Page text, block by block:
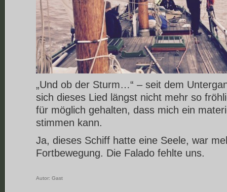
„Und ob der Sturm…“ – seit dem
sich dieses Lied längst nicht mehr so
für möglich gehalten, dass mich ein
stimmen kann.
Ja, dieses Schiff hatte eine Seele, war
Fortbewegung. Die Falado fehlte uns.
Autor: Gast